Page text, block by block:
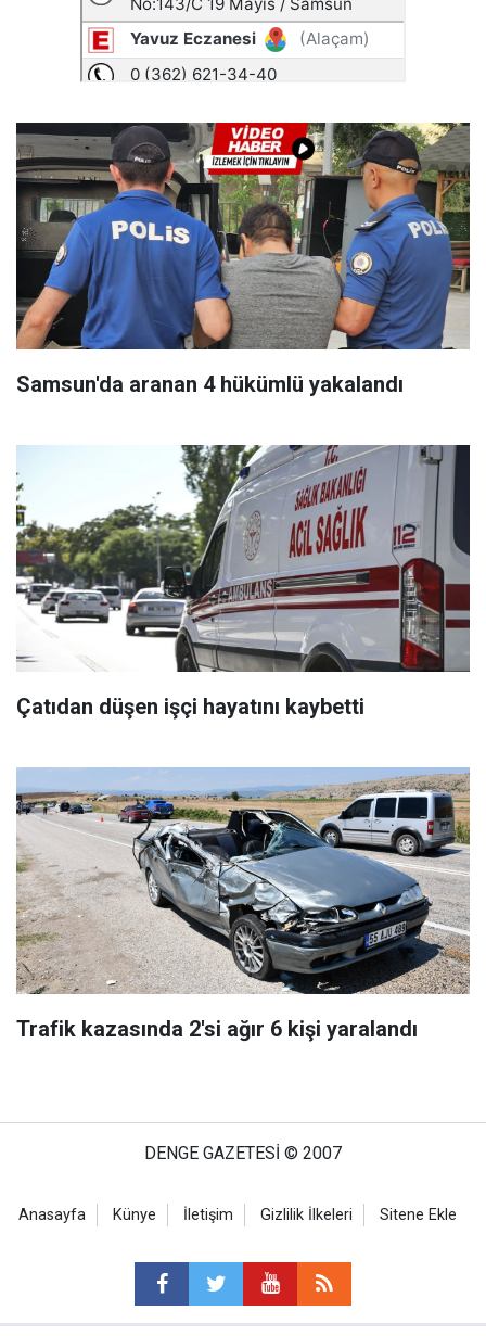
Samsun'da aranan 4 hükümlü yakalandı
Çatıdan düşen işçi hayatını kaybetti
Trafik kazasında 2'si ağır 6 kişi yaralandı
DENGE GAZETESİ © 2007
Anasayfa Künye İletişim Gizlilik İlkeleri Sitene Ekle